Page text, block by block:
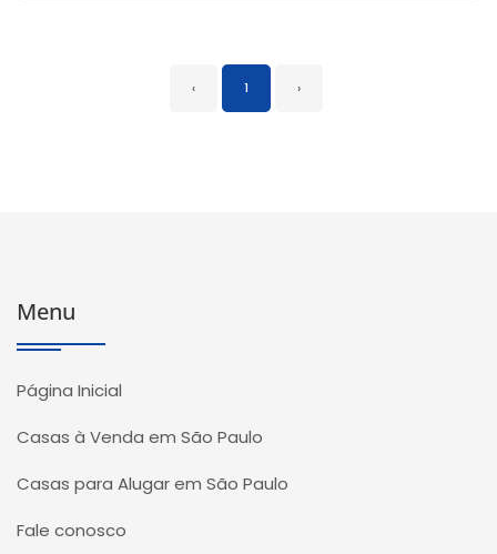
‹ 1 ›
Menu
Página Inicial
Casas à Venda em São Paulo
Casas para Alugar em São Paulo
Fale conosco